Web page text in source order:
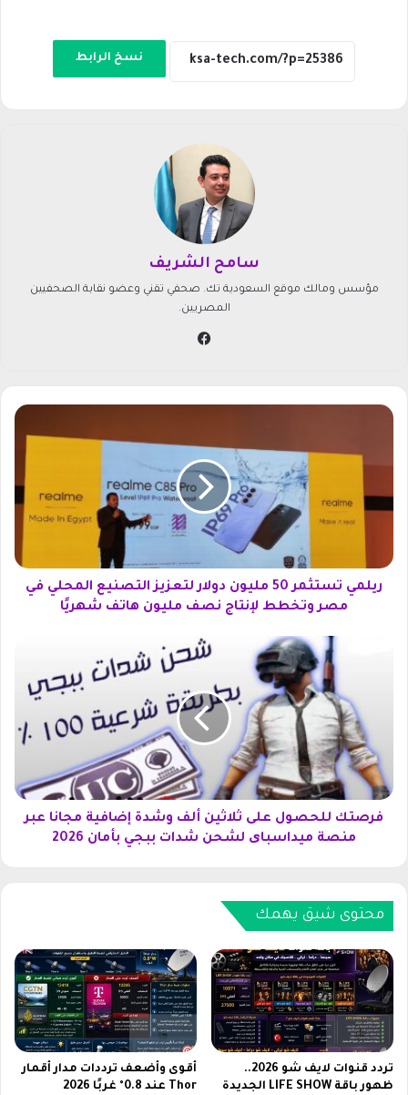
نسخ الرابط
سامح الشريف
مؤسس ومالك موقع السعودية تك. صحفي تقني وعضو نقابة الصحفيين
المصريين.
ر
ت
ث
ل
ي
ا
ص
ن
ي
ع
ريلمي تستثمر 50 مليون دولار لتعزيز التصنيع المحلي في
مصر وتخطط لإنتاج نصف مليون هاتف شهريًا
ح
ص
ل
ا
ث
ي
ن
ل
ف
و
فرصتك للحصول على ثلاثين ألف وشدة إضافية مجانا عبر
منصة ميداسبای لشحن شدات ببجي بأمان 2026
محتوى شيق يهمك
تردد قنوات لايف شو 2026..
ظهور باقة LIFE SHOW الجديدة
أقوى وأضعف ترددات مدار أقمار
Thor عند 0.8° غربًا 2026